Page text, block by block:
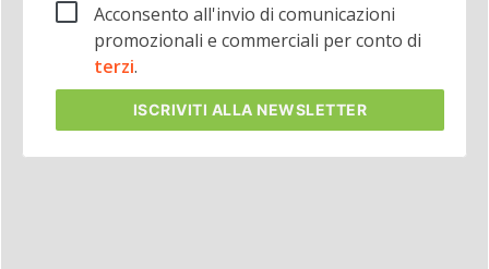
Acconsento all'invio di comunicazioni
promozionali e commerciali per conto di
terzi.
ISCRIVITI ALLA NEWSLETTER